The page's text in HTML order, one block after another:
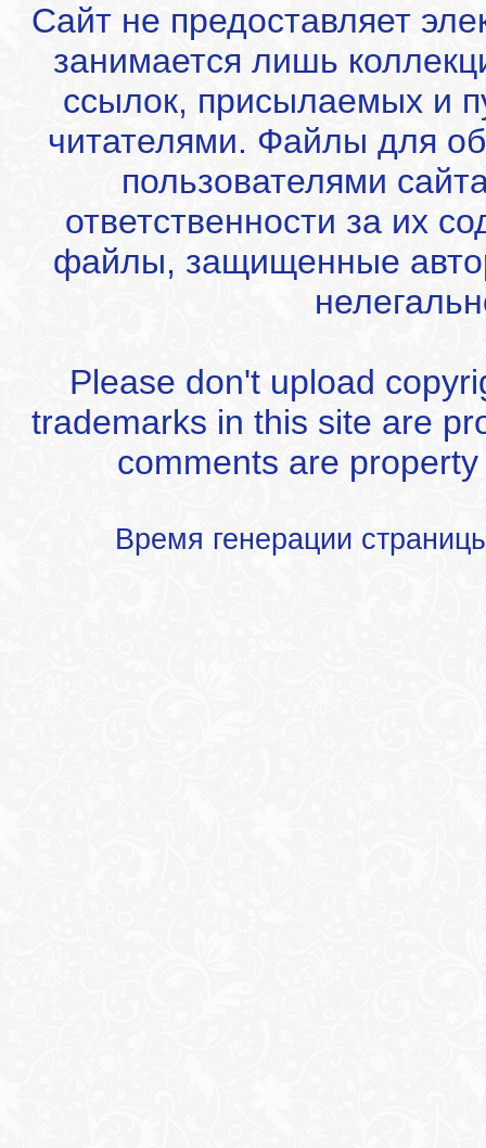
Сайт не предоставляет
занимается лишь
ссылок, присылаемых и
читателями. Файлы для
пользователями
ответственности за их
файлы, защищенные
Please don't upload
trademarks in this site are
comments are
Время генерации